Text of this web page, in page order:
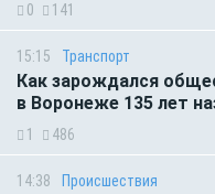
0 141
15:15 Транспорт
Как зарождался
в Воронеже 135 лет
1 486
14:38 Происшествия